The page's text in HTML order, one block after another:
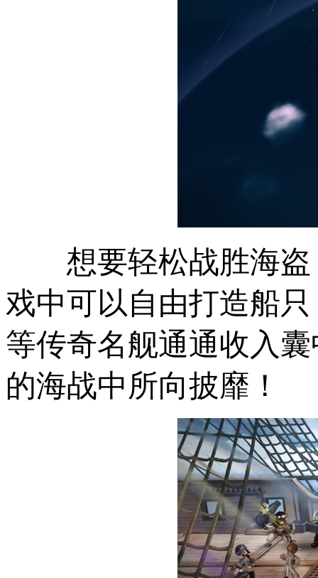
想要轻松战胜海
戏中可以自由打造船
等传奇名舰通通收入
的海战中所向披靡！